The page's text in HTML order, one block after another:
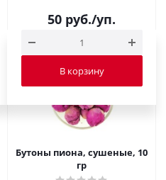
50 руб./уп.
В корзину
Бутоны пиона, сушеные, 10
гр